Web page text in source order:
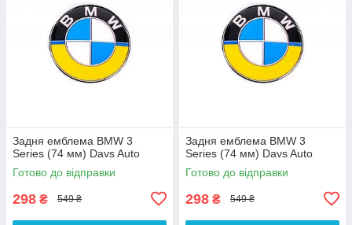
Задня емблема BMW 3
Series (74 мм) Davs Auto
Готово до відправки
298 ₴ 549 ₴
Задня емблема BMW 3
Series (74 мм) Davs Auto
Готово до відправки
298 ₴ 549 ₴